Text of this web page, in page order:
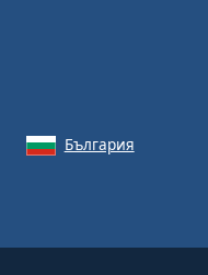
България